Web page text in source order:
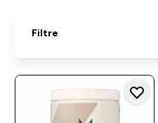
Filtre